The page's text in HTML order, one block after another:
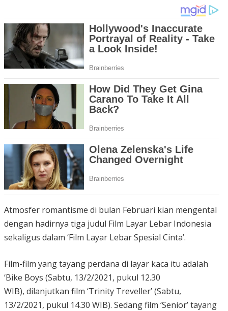
Atmosfer romantisme di bulan Februari kian mengental
dengan hadirnya tiga judul Film Layar Lebar Indonesia
sekaligus dalam ‘Film Layar Lebar Spesial Cinta’.
Film-film yang tayang perdana di layar kaca itu adalah
‘Bike Boys (Sabtu, 13/2/2021, pukul 12.30
WIB), dilanjutkan film ‘Trinity Treveller’ (Sabtu,
13/2/2021, pukul 14.30 WIB). Sedang film ‘Senior’ tayang